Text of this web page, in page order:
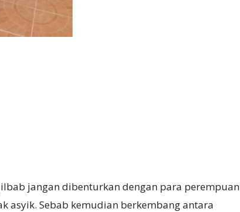
jangan dibenturkan dengan para perempuan
asyik. Sebab kemudian berkembang antara